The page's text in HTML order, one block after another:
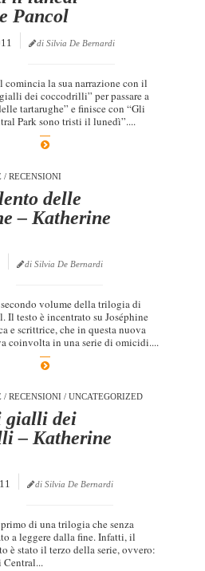
Pancol
di Silvia De Bernardi
comincia la sua narrazione con il
dei coccodrilli” per passare a
tartarughe” e finisce con “Gli
Park sono tristi il lunedì”....
/ RECENSIONI
delle
– Katherine
di Silvia De Bernardi
volume della trilogia di
Il testo è incentrato su Joséphine
e scrittrice, che in questa nuova
coinvolta in una serie di omicidi....
/ RECENSIONI / UNCATEGORIZED
gialli dei
– Katherine
di Silvia De Bernardi
di una trilogia che senza
a leggere dalla fine. Infatti, il
è stato il terzo della serie, ovvero: